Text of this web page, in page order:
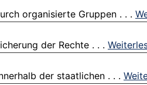
organisierte Gruppen . . .
der Rechte . . .
der staatlichen . . .